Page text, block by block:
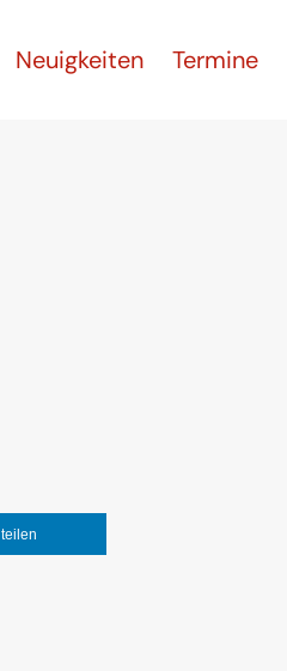
Neuigkeiten Termine
teilen